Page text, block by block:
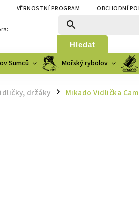
VĚRNOSTNÍ PROGRAM OBCHODNÍ
Hledat
Sumců Mořský rybolov
držáky / Mikado Vidlička